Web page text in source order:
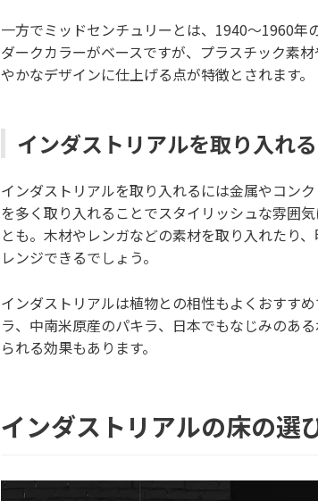
一方でミッドセンチュリーとは、1940～1960年
ダークカラーがベースですが、プラスチック素
やかなデザインに仕上げる点が特徴とされます。
インダストリアルを取り入れ
インダストリアルを取り入れるには金属やコン
を多く取り入れることでスタイリッシュな雰囲
とも。木材やレンガなどの素材を取り入れたり
レンジできるでしょう。
インダストリアルは植物との相性もよくおすす
ラ、中南米原産のパキラ、日本でもなじみのあ
られる効果もあります。
インダストリアルの床の選